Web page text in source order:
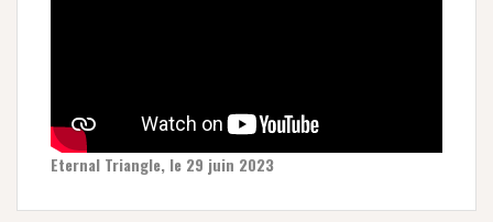
Eternal Triangle, le 29 juin 2023